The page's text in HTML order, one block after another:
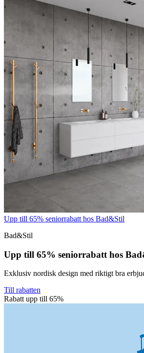
Upp till 65% seniorrabatt hos Bad&Stil
Bad&Stil
Upp till 65% seniorrabatt hos
Exklusiv nordisk design med riktigt bra
Till rabatten
Rabatt upp till 65%